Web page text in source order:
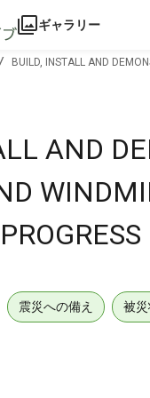
ギャラリー
BUILD, INSTALL AND
AND
震災への備え 被災